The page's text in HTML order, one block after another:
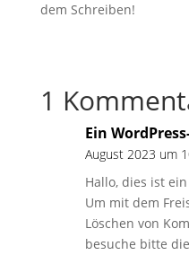
dem Schreiben!
1
Ein
August 2023 um
Hallo, dies ist
Um mit dem
Löschen von
besuche bitte